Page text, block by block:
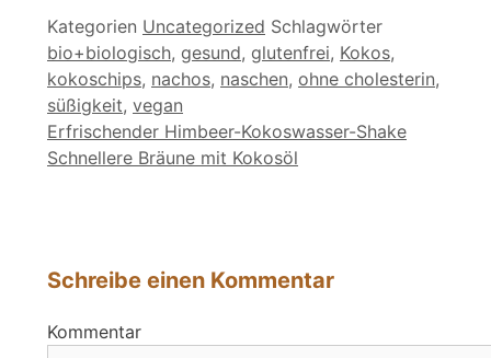
Kategorien Uncategorized Schlagwörter
bio+biologisch, gesund, glutenfrei, Kokos,
kokoschips, nachos, naschen, ohne cholesterin,
süßigkeit, vegan
Erfrischender Himbeer-Kokoswasser-Shake
Schnellere Bräune mit Kokosöl
Schreibe einen Kommentar
Kommentar